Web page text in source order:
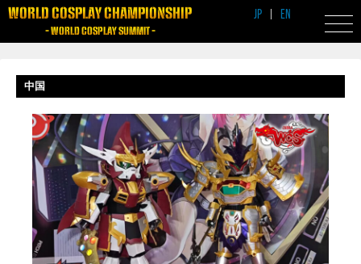
WORLD COSPLAY CHAMPIONSHIP
- WORLD COSPLAY SUMMIT -
JP | EN
中国